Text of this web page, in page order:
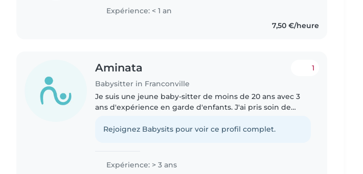
assistante maternelle..
Expérience: < 1 an
7,50 €/heure
Aminata
Babysitter in Franconville
1
Je suis une jeune baby-sitter de moins de 20 ans avec 3
ans d'expérience en garde d'enfants. J'ai pris soin de
d'enfants..
Rejoignez Babysits pour voir ce profil complet.
Expérience: > 3 ans